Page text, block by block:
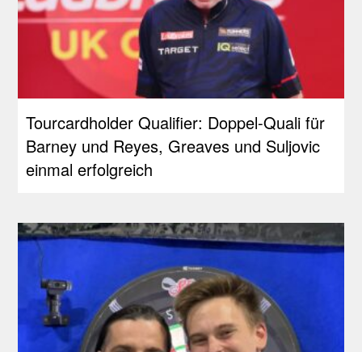
Tourcardholder Qualifier: Doppel-Quali für
Barney und Reyes, Greaves und Suljovic
einmal erfolgreich